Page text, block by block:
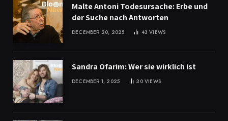
Malte Antoni Todesursache: Erbe und
der Suche nach Antworten
DECEMBER 20, 2025 43VIEWS
Sandra Ofarim: Wer sie wirklich ist
DECEMBER 1, 2025 30VIEWS